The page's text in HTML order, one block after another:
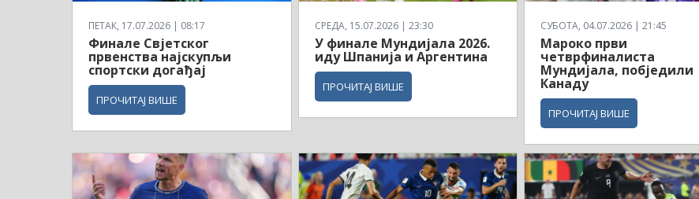
ПЕТАК, 17.07.2026 | 08:17
Финале Свјетског
првенства најскупљи
спортски догађај
ПРОЧИТАЈ ВИШЕ
СРЕДА, 15.07.2026 | 23:30
У финале Мундијала 2026.
иду Шпанија и Аргентина
ПРОЧИТАЈ ВИШЕ
СУБОТА, 04.07.2026 | 21:45
Мароко први
четврфиналиста
Мундијала, побједили
Канаду
ПРОЧИТАЈ ВИШЕ